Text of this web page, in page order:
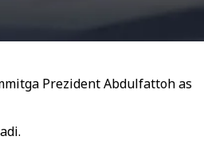
Prezident Abdulfattoh as